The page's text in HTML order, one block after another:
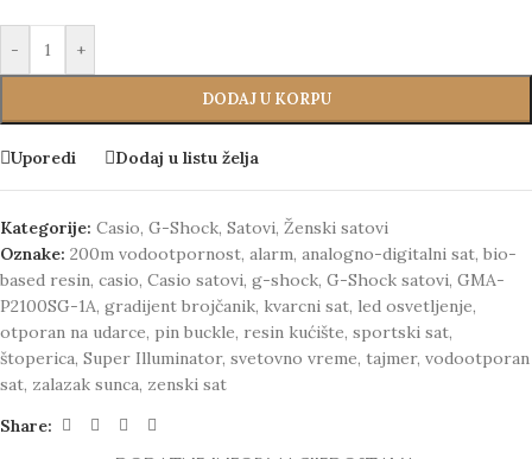
- +
DODAJ U KORPU
Uporedi Dodaj u listu želja
Kategorije: Casio, G-Shock, Satovi, Ženski satovi
Oznake: 200m vodootpornost, alarm, analogno-digitalni sat, bio-
based resin, casio, Casio satovi, g-shock, G-Shock satovi, GMA-
P2100SG-1A, gradijent brojčanik, kvarcni sat, led osvetljenje,
otporan na udarce, pin buckle, resin kućište, sportski sat,
štoperica, Super Illuminator, svetovno vreme, tajmer, vodootporan
sat, zalazak sunca, zenski sat
Share: